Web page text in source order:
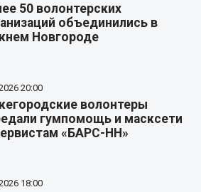
50 волонтерских
объединились в
Новгороде
20:00
волонтеры
гумпомощь и масксети
«БАРС-НН»
18:00